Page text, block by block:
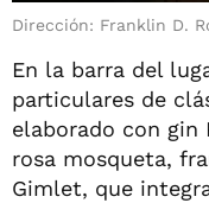
Dirección: Franklin D.
En la barra del
particulares de
elaborado con gin
rosa mosqueta,
Gimlet, que